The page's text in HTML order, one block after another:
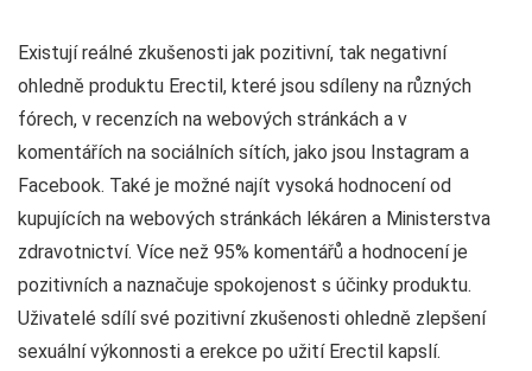
Existují reálné zkušenosti jak pozitivní, tak negativní
ohledně produktu Erectil, které jsou sdíleny na různých
fórech, v recenzích na webových stránkách a v
komentářích na sociálních sítích, jako jsou Instagram a
Facebook. Také je možné najít vysoká hodnocení od
kupujících na webových stránkách lékáren a Ministerstva
zdravotnictví. Více než 95% komentářů a hodnocení je
pozitivních a naznačuje spokojenost s účinky produktu.
Uživatelé sdílí své pozitivní zkušenosti ohledně zlepšení
sexuální výkonnosti a erekce po užití Erectil kapslí.